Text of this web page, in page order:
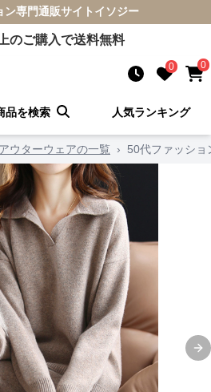
ン専門通販サイト イソジー
のご購入で送料無料
0 0
品を検索 人気ランキング
ウターウェアの一覧 › 50代ファッシ